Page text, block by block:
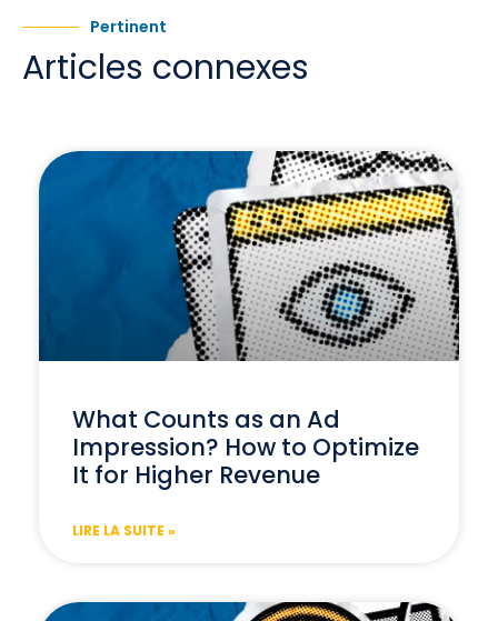
Pertinent
Articles connexes
What Counts as an Ad
Impression? How to Optimize
It for Higher Revenue
LIRE LA SUITE »